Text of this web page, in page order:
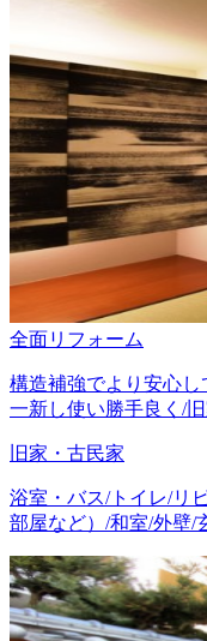
全面リフォーム
構造補強でより安心
一新し使い勝手良く/
旧家・古民家
浴室・バス/トイレ/リ
部屋など）/和室/外壁/